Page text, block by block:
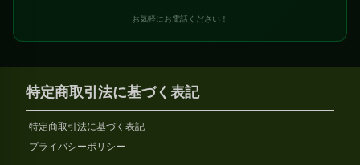
お気軽にお電話ください！
特定商取引法に基づく表記
特定商取引法に基づく表記
プライバシーポリシー